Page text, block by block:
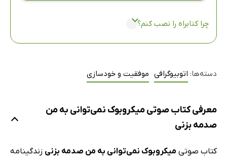
چرا کتابراه را نصب کنم؟
دسته‌ها: اتوبیوگرافی موفقیت و خودسازی
معرفی کتاب صوتی میکروبوک نمی‌توانی به من
صدمه بزنی
کتاب صوتی میکروبوک نمی‌توانی به من صدمه بزنی زندگینامه